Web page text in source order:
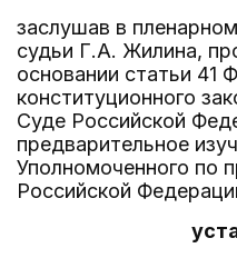
заслушав в
судьи Г.А. Жилина,
основании статьи 41
конституционного
Суде Российской
предварительное
Уполномоченного по
Российской